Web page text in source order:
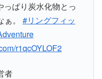
っぱり炭水化物とっ
。 #リングフィッ
r1qcOYLOF2
者